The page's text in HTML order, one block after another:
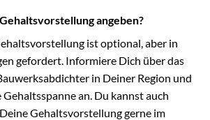
angeben?
ist optional, aber in
gefordert. Informiere Dich über das
in Deiner Region und
an. Du kannst auch
Gehaltsvorstellung gerne im